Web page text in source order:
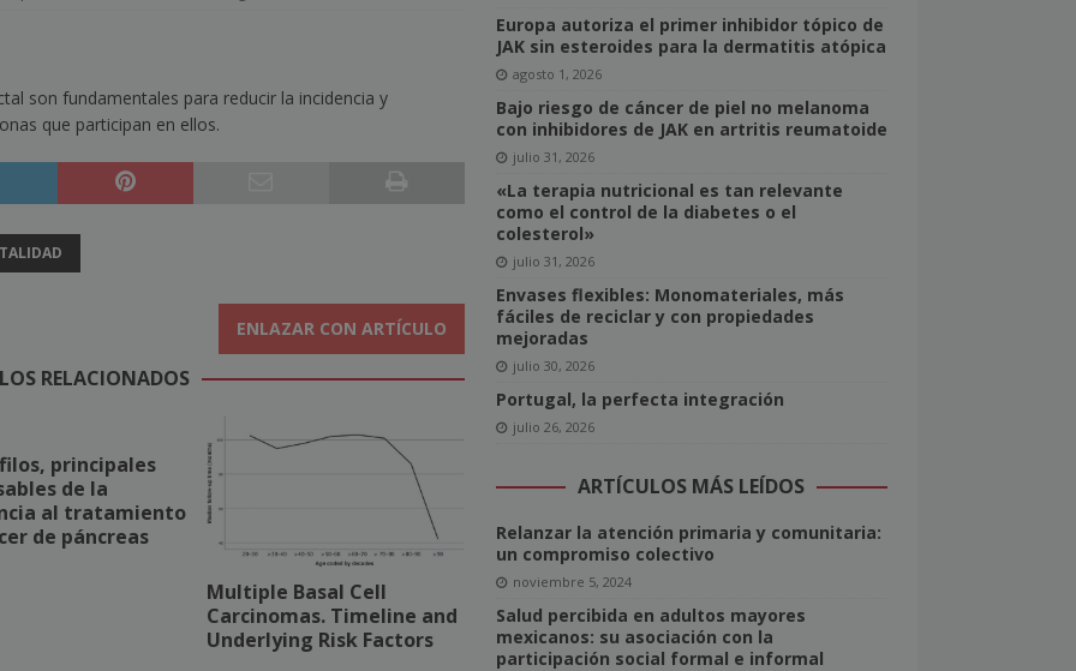
News Report 2026: La confianza en las noticias llega a su
acceso a la información, la confianza y la credibilidad serán
son fundamentales para reducir la incidencia y
que participan en ellos.
ENLAZAR CON ARTÍCULO
RELACIONADOS
principales
de la
al tratamiento
de páncreas
Multiple Basal Cell
Carcinomas. Timeline and
Underlying Risk Factors
Europa autoriza el primer inhibidor tópico de
JAK sin esteroides para la dermatitis atópica
agosto 1, 2026
Bajo riesgo de cáncer de piel no melanoma
con inhibidores de JAK en artritis reumatoide
julio 31, 2026
«La terapia nutricional es tan relevante
como el control de la diabetes o el
colesterol»
julio 31, 2026
Envases flexibles: Monomateriales, más
fáciles de reciclar y con propiedades
mejoradas
julio 30, 2026
Portugal, la perfecta integración
julio 26, 2026
ARTÍCULOS MÁS LEÍDOS
Relanzar la atención primaria y comunitaria:
un compromiso colectivo
noviembre 5, 2024
Salud percibida en adultos mayores
mexicanos: su asociación con la
participación social formal e informal